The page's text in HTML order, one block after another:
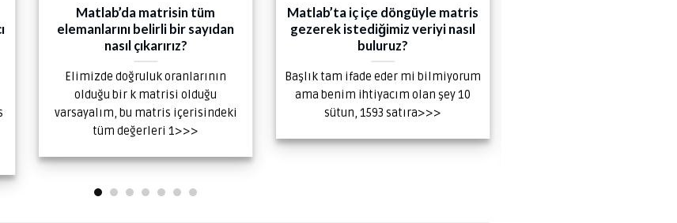
Matlab’da matrisin tüm
elemanlarını belirli bir sayıdan
nasıl çıkarırız?
Elimizde doğruluk oranlarının
olduğu bir k matrisi olduğu
varsayalım, bu matris içerisindeki
tüm değerleri 1>>>
Matlab’ta iç içe döngüyle matris
gezerek istediğimiz veriyi nasıl
buluruz?
Başlık tam ifade eder mi bilmiyorum
ama benim ihtiyacım olan şey 10
sütun, 1593 satıra>>>